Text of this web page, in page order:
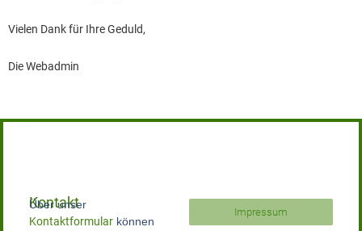
Vielen Dank für Ihre Geduld,
Die Webadmin
Kontakt
Über unser
Kontaktformular können
Impressum